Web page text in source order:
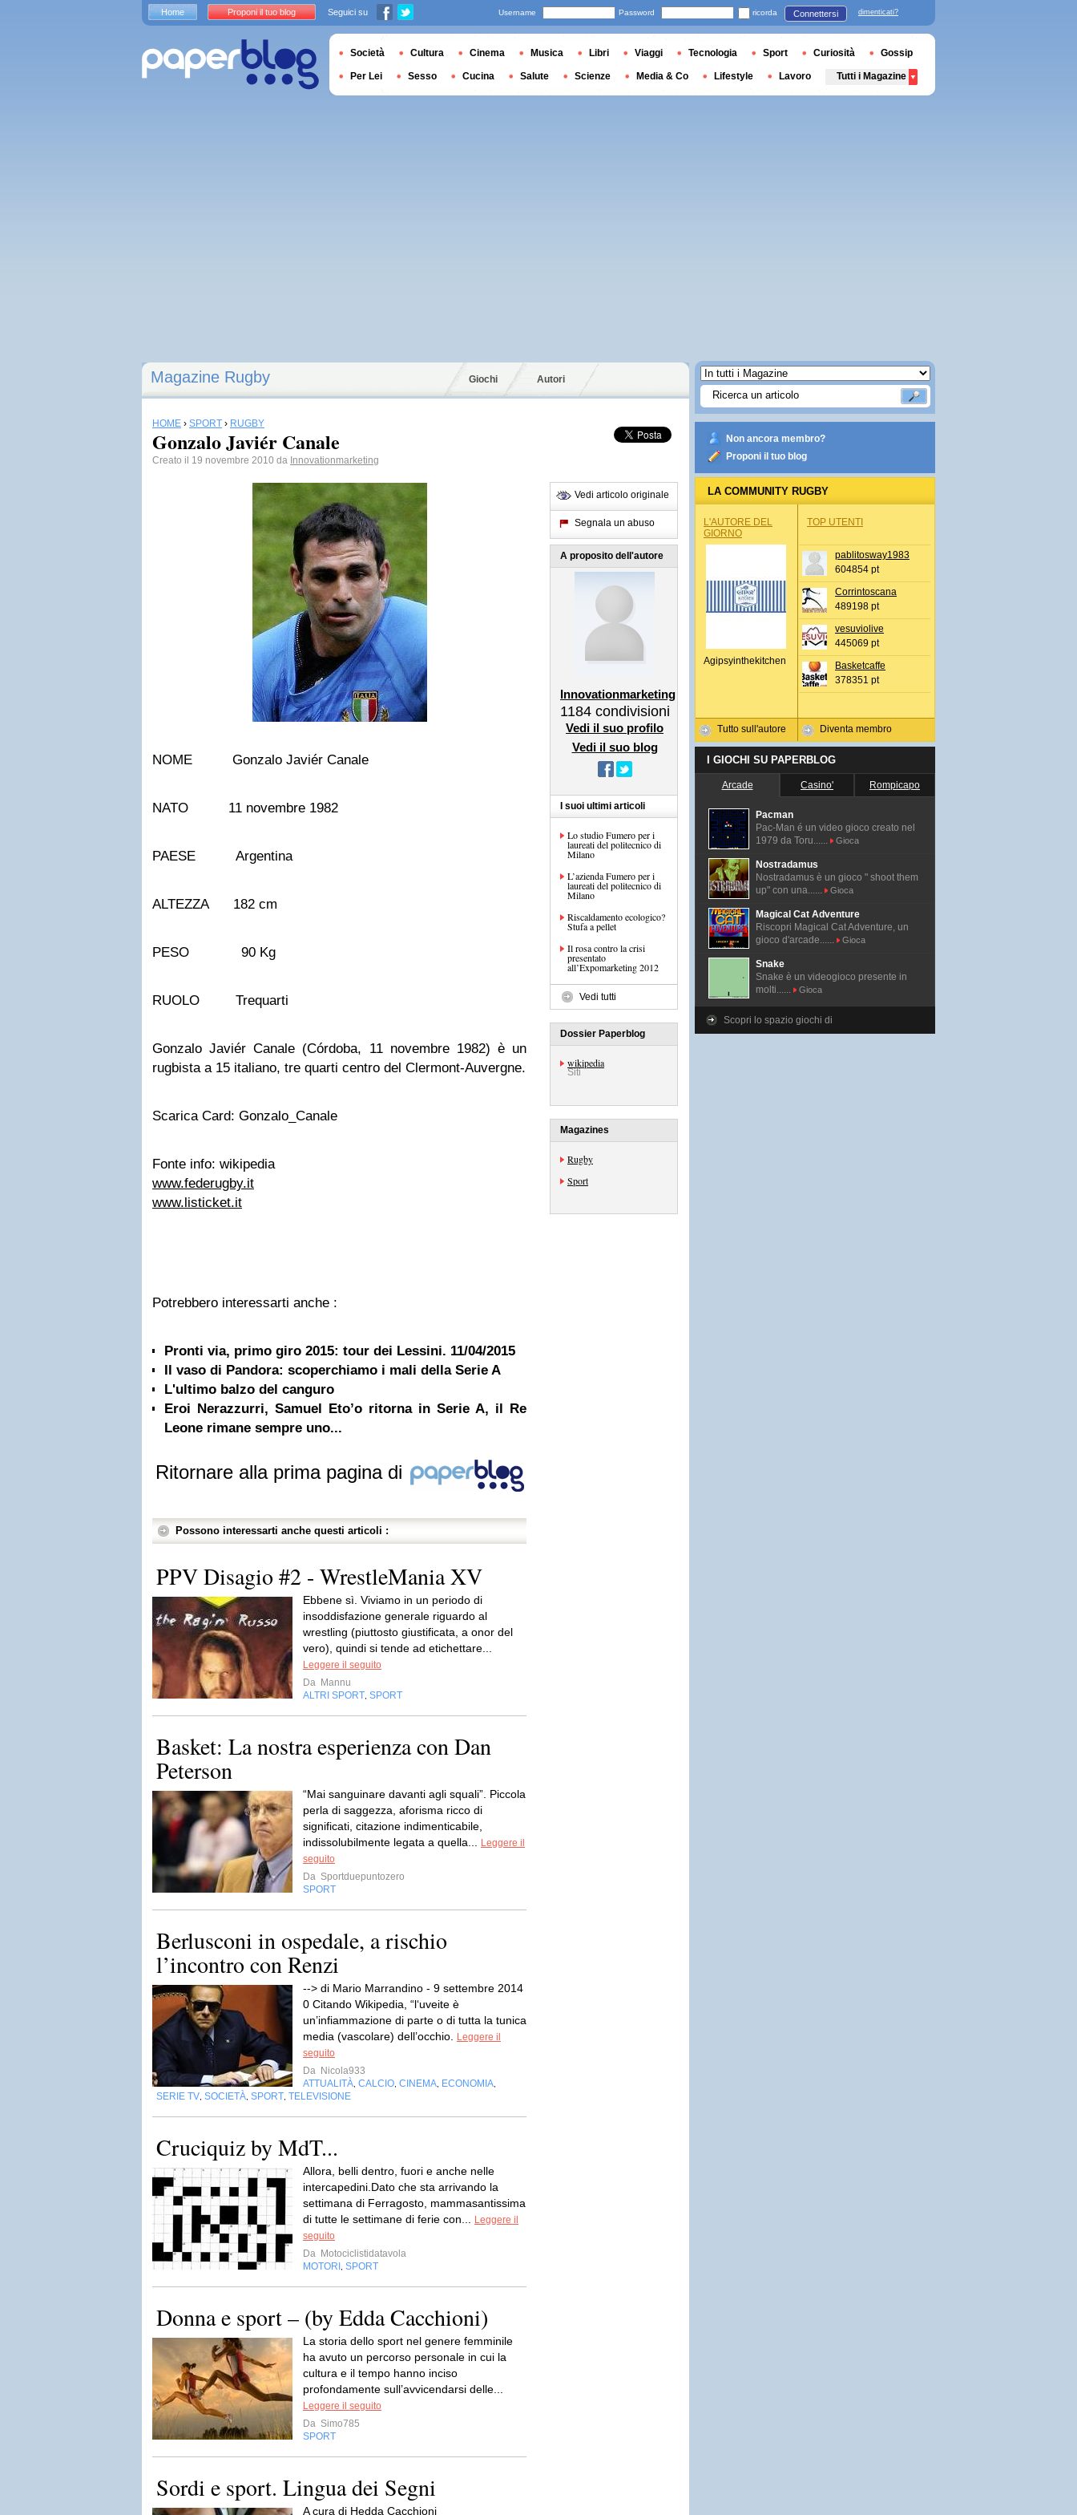
Magazine Rugby Giochi Autori
HOME › SPORT › RUGBY
Gonzalo Javiér Canale
Creato il 19 novembre 2010 da Innovationmarketing
NOME Gonzalo Javiér Canale
NATO 11 novembre 1982
PAESE Argentina
ALTEZZA 182 cm
PESO 90 Kg
RUOLO Trequarti
Gonzalo Javiér Canale (Córdoba, 11 novembre 1982) è un
rugbista a 15 italiano, tre quarti centro del Clermont-Auvergne.
Scarica Card: Gonzalo_Canale
Fonte info: wikipedia
www.federugby.it
www.listicket.it
Potrebbero interessarti anche :
Pronti via, primo giro 2015: tour dei Lessini. 11/04/2015
Il vaso di Pandora: scoperchiamo i mali della Serie A
L'ultimo balzo del canguro
Eroi Nerazzurri, Samuel Eto’o ritorna in Serie A, il Re
Leone rimane sempre uno...
Ritornare alla prima pagina di
Possono interessarti anche questi articoli :
PPV Disagio #2 - WrestleMania XV
Ebbene sì. Viviamo in un periodo di
insoddisfazione generale riguardo al
wrestling (piuttosto giustificata, a onor del
vero), quindi si tende ad etichettare...
Leggere il seguito
Da Mannu
ALTRI SPORT SPORT
Basket: La nostra esperienza con Dan
Peterson
“Mai sanguinare davanti agli squali”. Piccola
perla di saggezza, aforisma ricco di
significati, citazione indimenticabile,
indissolubilmente legata a quella...
Leggere il
seguito
Da Sportduepuntozero
SPORT
Berlusconi in ospedale, a rischio
l’incontro con Renzi
--> di Mario Marrandino - 9 settembre 2014
0 Citando Wikipedia, “l‘uveite è
un’infiammazione di parte o di tutta la tunica
media (vascolare) dell’occhio.
Leggere il
seguito
Da Nicola933
ATTUALITÀ CALCIO CINEMA ECONOMIA
SERIE TV SOCIETÀ SPORT TELEVISIONE
Cruciquiz by MdT...
Allora, belli dentro, fuori e anche nelle
intercapedini.Dato che sta arrivando la
settimana di Ferragosto, mammasantissima
di tutte le settimane di ferie con...
Leggere il
seguito
Da Motociclistidatavola
MOTORI
SPORT
Donna e sport – (by Edda Cacchioni)
La storia dello sport nel genere femminile
ha avuto un percorso personale in cui la
cultura e il tempo hanno inciso
profondamente sull’avvicendarsi delle...
Leggere il seguito
Da Simo785
SPORT
Sordi e sport. Lingua dei Segni
A cura di Hedda Cacchioni
Vedi articolo originale
Segnala un abuso
A proposito dell'autore
Innovationmarketing
1184 condivisioni
Vedi il suo profilo
Vedi il suo blog
I suoi ultimi articoli
Lo studio Fumero per i
laureati del politecnico di
Milano
L’azienda Fumero per i
laureati del politecnico di
Milano
Riscaldamento ecologico?
Stufa a pellet
Il rosa contro la crisi
presentato
all’Expomarketing 2012
Vedi tutti
Dossier Paperblog
wikipedia
Siti
Magazines
Rugby
Sport
Non ancora membro?
Proponi il tuo blog
LA COMMUNITY RUGBY
L'AUTORE DEL
GIORNO
Agipsyinthekitchen
Tutto sull'autore
TOP UTENTI
pablitosway1983
604854 pt
Corrintoscana
489198 pt
vesuviolive
445069 pt
Basketcaffe
378351 pt
Diventa membro
I GIOCHI SU PAPERBLOG
Arcade Casino' Rompicapo
Pacman
Pac-Man é un video gioco creato nel
1979 da Toru......
Gioca
Nostradamus
Nostradamus è un gioco " shoot them
up" con una......
Gioca
Magical Cat Adventure
Riscopri Magical Cat Adventure, un
gioco d'arcade......
Gioca
Snake
Snake è un videogioco presente in
molti......
Gioca
Scopri lo spazio giochi di
Home Proponi il tuo blog Seguici su Username Password ricorda Connettersi dimenticati?
Società Cultura Cinema Musica Libri Viaggi Tecnologia Sport Curiosità Gossip
Per Lei Sesso Cucina Salute Scienze Media & Co Lifestyle Lavoro Tutti i Magazine